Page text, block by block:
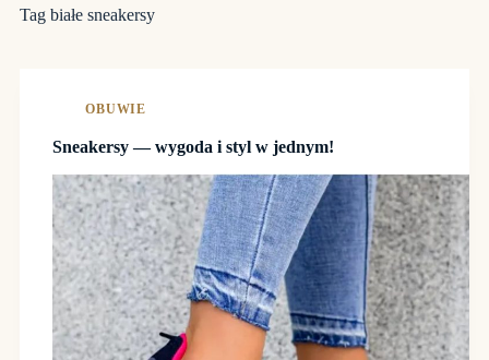
Tag białe sneakersy
OBUWIE
Sneakersy — wygoda i styl w jednym!